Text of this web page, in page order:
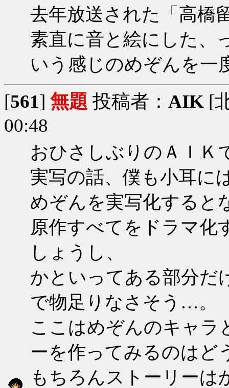
去年放送された「高橋
素直に音と絵にした、
いう感じのめぞんを一
[561] 無題 投稿者： AIK [
00:48
おひさしぶりのＡＩＫ
実写の話、僕も小耳
めぞんを実写化する
原作すべてをドラマ化
しょうし、
かといってある部分だ
で物足りなさそう…。
ここはめぞんのキャラ
ーを作ってみるのはど
もちろんストーリーは